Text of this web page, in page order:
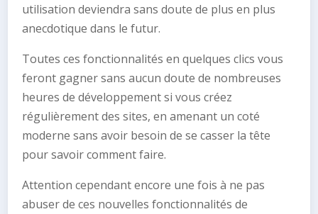
utilisation deviendra sans doute de plus en plus
anecdotique dans le futur.
Toutes ces fonctionnalités en quelques clics vous
feront gagner sans aucun doute de nombreuses
heures de développement si vous créez
régulièrement des sites, en amenant un coté
moderne sans avoir besoin de se casser la tête
pour savoir comment faire.
Attention cependant encore une fois à ne pas
abuser de ces nouvelles fonctionnalités de